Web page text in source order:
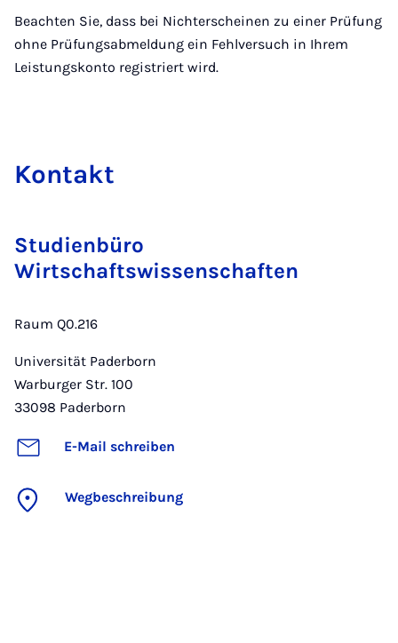
Beachten Sie, dass bei Nichterscheinen zu einer Prüfung
ohne Prüfungsabmeldung ein Fehlversuch in Ihrem
Leistungskonto registriert wird.
Kon­takt
Studienbüro
Wirtschaftswissenschaften
Raum Q0.216
Universität Paderborn
Warburger Str. 100
33098 Paderborn
E-Mail schreiben
Wegbeschreibung